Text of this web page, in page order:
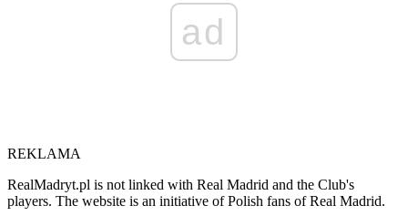
ad
REKLAMA
RealMadryt.pl is not linked with Real Madrid and the Club's
players. The website is an initiative of Polish fans of Real Madrid.